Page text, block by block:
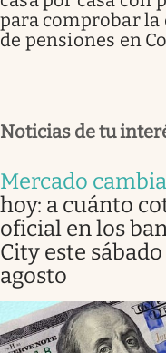
para comprobar
de pensiones en
Noticias de tu
Mercado
hoy: a cuánto
oficial en los
City este sábado
agosto